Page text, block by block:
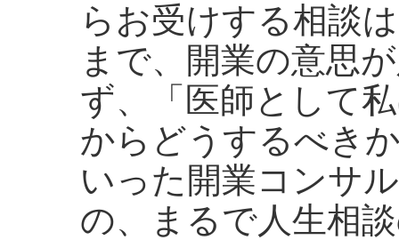
らお受けする相談
まで、開業の意思
ず、「医師として
からどうするべき
いった開業コンサ
の、まるで人生相